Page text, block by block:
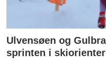
Ulvensøen og
sprinten i